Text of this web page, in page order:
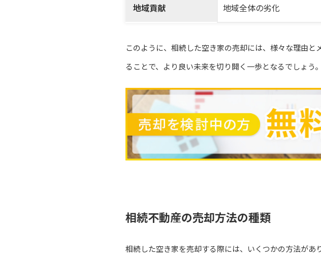
地域貢献 地域全体の劣化
このように、相続した空き家の売却には、様々な理由
ることで、より良い未来を切り開く一歩となるでしょう。
相続不動産の売却方法の種類
相続した空き家を売却する際には、いくつかの方法が